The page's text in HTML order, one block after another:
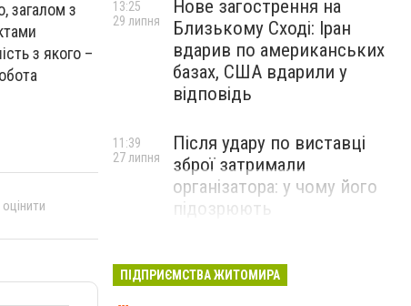
загалом з
з якого –
Нове загострення на
Близькому Сході: Іран
вдарив по американських
базах, США вдарили у
відповідь
13:25
29 липня
Після удару по виставці
зброї затримали
організатора: у чому його
підозрюють
11:39
27 липня
ПІДПРИЄМСТВА ЖИТОМИРА